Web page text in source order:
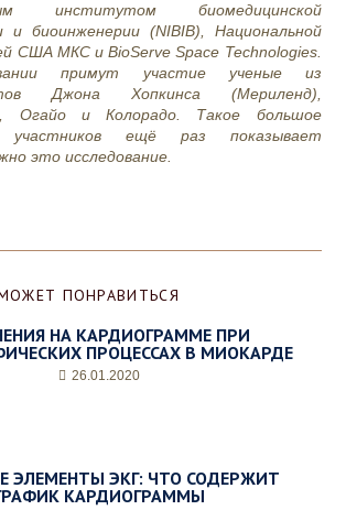
институтом биомедицинской
и биоинженерии (NIBIB), Национальной
США МКС и BioServe Space Technologies.
примут участие ученые из
Джона Хопкинса (Мериленд),
Огайо и Колорадо. Такое большое
участников ещё раз показывает
это исследование.
ПОНРАВИТЬСЯ
НА КАРДИОГРАММЕ ПРИ
ПРОЦЕССАХ В МИОКАРДЕ
26.01.2020
ЭЛЕМЕНТЫ ЭКГ: ЧТО СОДЕРЖИТ
КАРДИОГРАММЫ